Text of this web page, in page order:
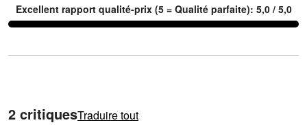
Excellent rapport qualité-prix (5 = Qualité parfaite): 5,0 / 5,0
2 critiquesTraduire tout